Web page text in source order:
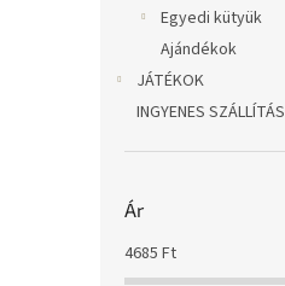
Egyedi kütyük
Ajándékok
JÁTÉKOK
INGYENES SZÁLLÍTÁS
Ár
4685 Ft